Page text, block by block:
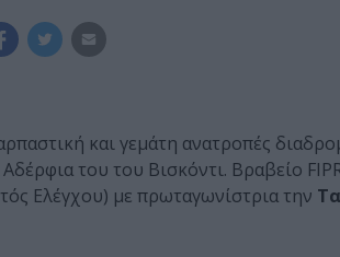
και γεμάτη ανατροπές
Αδέρφια του του Βισκόντι. Βραβείο
Ελέγχου) με πρωταγωνίστρια την